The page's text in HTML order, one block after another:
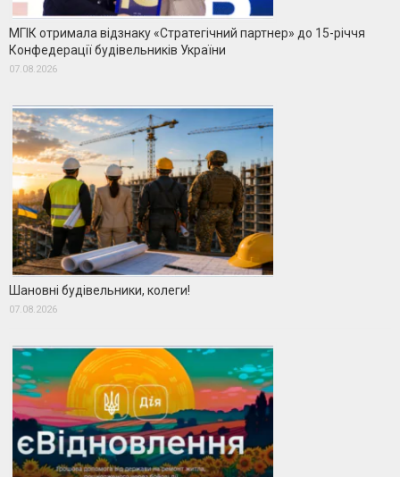
МГІК отримала відзнаку «Стратегічний партнер» до 15-річчя
Конфедерації будівельників України
07.08.2026
Шановні будівельники, колеги!
07.08.2026